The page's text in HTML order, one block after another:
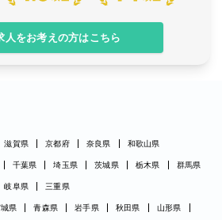
人をお考えの方はこちら
滋賀県 京都府 奈良県 和歌山県
千葉県 埼玉県 茨城県 栃木県 群馬県
岐阜県 三重県
県 青森県 岩手県 秋田県
山形県